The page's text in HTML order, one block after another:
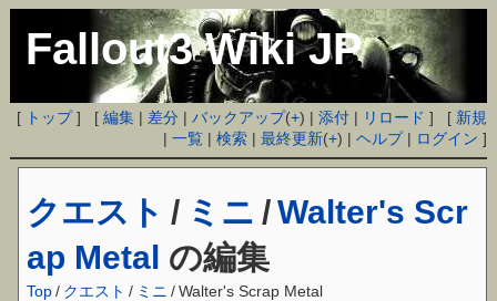
Fallout3 Wiki JP
[ トップ] [編集 | 差分 |バックアップ(+) |添付 | リロード ] [ 新規
|一覧 |検索 |最終更新(+) |ヘルプ| ログイン ]
クエスト / ミニ /Walter's Scr
ap Metal の編集
Top / クエスト / ミニ / Walter's Scrap Metal